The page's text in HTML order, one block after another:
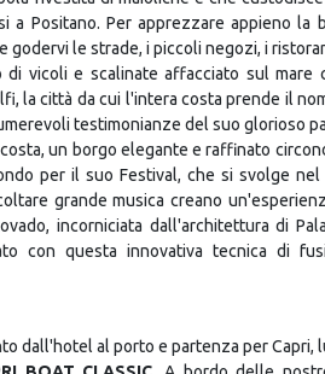
in tutto il mondo. Nel centro del
rivestita di maioliche e che
a Positano. Per apprezzare appieno la
godervi le strade, i piccoli negozi, i
vicoli e scalinate affacciato sul mare
la città da cui l'intera costa prende il
testimonianze del suo glorioso
un borgo elegante e raffinato
per il suo Festival, che si svolge
grande musica creano
incorniciata dall'architettura di
con questa innovativa tecnica di